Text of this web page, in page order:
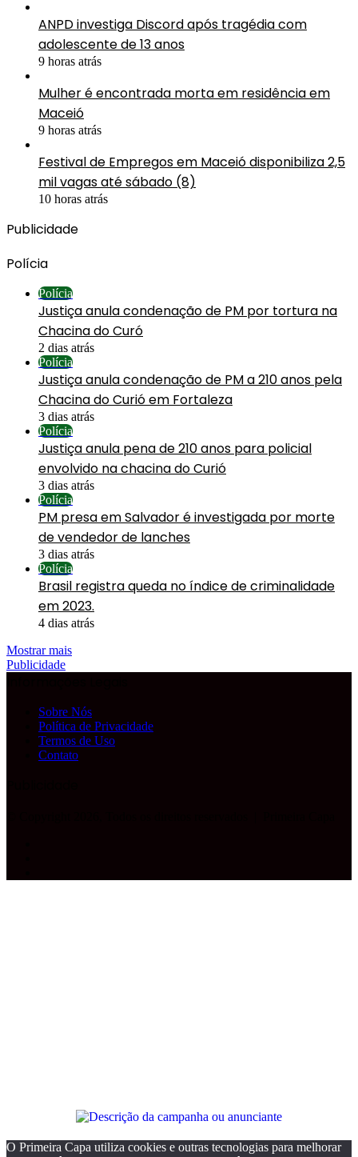
ANPD investiga Discord após tragédia com
adolescente de 13 anos
9 horas atrás
Mulher é encontrada morta em residência em
Maceió
9 horas atrás
Festival de Empregos em Maceió disponibiliza 2,5
mil vagas até sábado (8)
10 horas atrás
Publicidade
Polícia
Polícia
Justiça anula condenação de PM por tortura na
Chacina do Curó
2 dias atrás
Polícia
Justiça anula condenação de PM a 210 anos pela
Chacina do Curió em Fortaleza
3 dias atrás
Polícia
Justiça anula pena de 210 anos para policial
envolvido na chacina do Curió
3 dias atrás
Polícia
PM presa em Salvador é investigada por morte
de vendedor de lanches
3 dias atrás
Polícia
Brasil registra queda no índice de criminalidade
em 2023.
4 dias atrás
Mostrar mais
Publicidade
Sobre Nós
Política de Privacidade
Termos de Uso
Contato
O Primeira Capa utiliza cookies e outras tecnologias para melhorar